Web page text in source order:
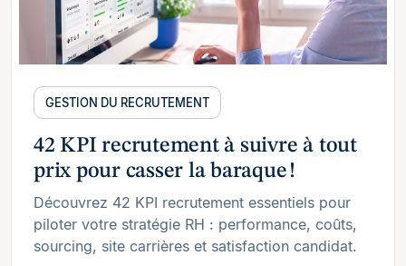
GESTION DU RECRUTEMENT
42 KPI recrutement à suivre à tout
prix pour casser la baraque !
Découvrez 42 KPI recrutement essentiels pour
piloter votre stratégie RH : performance, coûts,
sourcing, site carrières et satisfaction candidat.